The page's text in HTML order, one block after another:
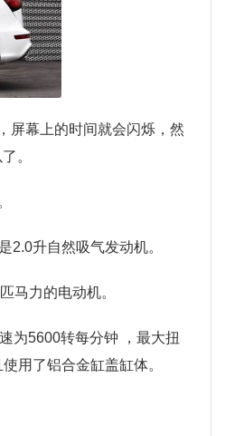
屏幕上的时间就会闪烁，然
。
2.0升自然吸气发动机。
马力的电动机。
为5600转每分钟 ，最大扭
用了铝合金缸盖缸体。